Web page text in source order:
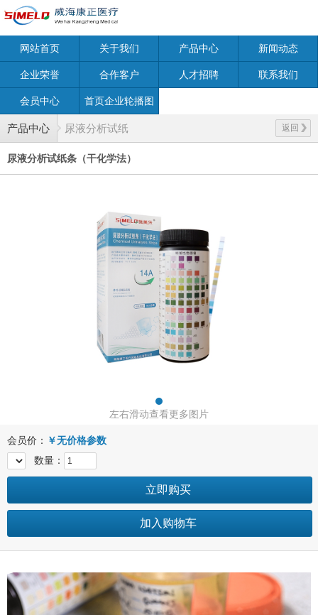
网站首页 关于我们 产品中心 新闻动态
企业荣誉 合作客户 人才招聘 联系我们
会员中心 首页企业轮播图
产品中心 返回
尿液分析试纸
尿液分析试纸条（干化学法）
左右滑动查看更多图片
会员价： ￥无价格参数
数量：
立即购买
加入购物车